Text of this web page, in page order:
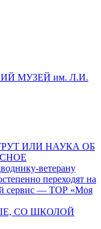
МУЗЕЙ им. Л.И.
ИЛИ НАУКА ОБ
ветерану
переходят на
сервис — ТОР «Моя
СО ШКОЛОЙ